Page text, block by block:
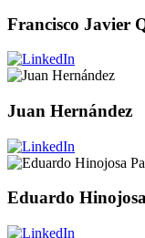
Francisco Javier
Juan Hernández
Eduardo